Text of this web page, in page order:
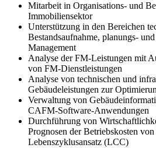
Mitarbeit in Organisations- und
Immobiliensektor
Unterstützung in den Bereichen
Bestandsaufnahme, planungs-
Management
Analyse der FM-Leistungen mit
von FM-Dienstleistungen
Analyse von technischen und
Gebäudeleistungen zur
Verwaltung von
CAFM-Software-Anwendungen
Durchführung von
Prognosen der Betriebskosten
Lebenszyklusansatz (LCC)